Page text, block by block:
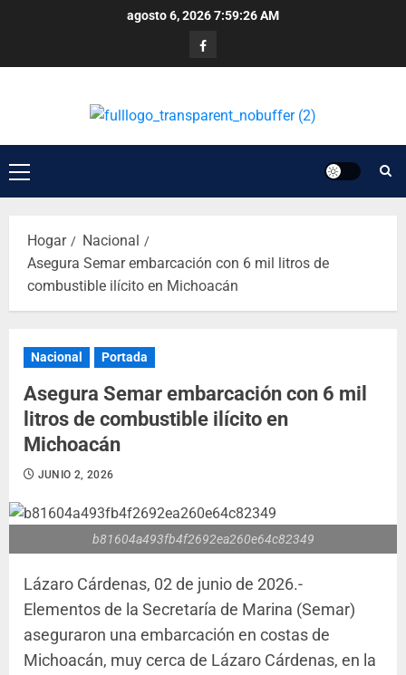
agosto 6, 20267:59:27 AM
Hogar
Nacional
Asegura Semar embarcación con 6 mil litros de
combustible ilícito en Michoacán
Nacional Portada
Asegura Semar embarcación con 6 mil
litros de combustible ilícito en
Michoacán
JUNIO 2, 2026
b81604a493fb4f2692ea260e64c82349
Lázaro Cárdenas, 02 de junio de 2026.-
Elementos de la Secretaría de Marina (Semar)
aseguraron una embarcación en costas de
Michoacán, muy cerca de Lázaro Cárdenas, en la